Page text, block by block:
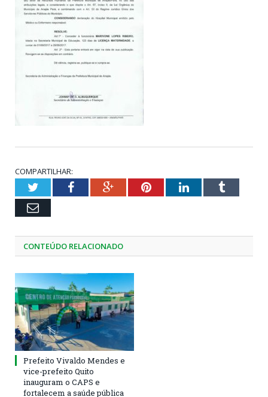
COMPARTILHAR:
TwitterFacebookGoogle+PinterestLinkedInTumblr
Email
CONTEÚDO RELACIONADO
Prefeito Vivaldo Mendes e
vice-prefeito Quito
inauguram o CAPS e
fortalecem a saúde pública